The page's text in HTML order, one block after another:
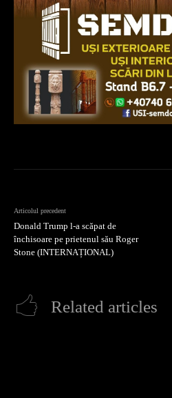
Articolul precedent
Donald Trump l-a scăpat de
închisoare pe prietenul său Roger
Stone (INTERNAȚIONAL)
Related articles